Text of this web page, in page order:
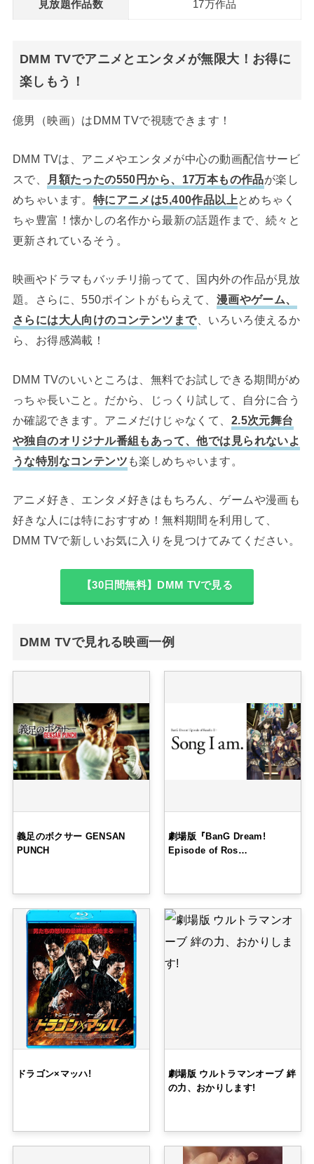
見放題作品数 17万作品
DMM TVでアニメとエンタメが無限大！お得に
楽しもう！
億男（映画）はDMM TVで視聴できます！
DMM TVは、アニメやエンタメが中心の動画配信サービ
スで、
月額たったの550円から、17万本もの作品が楽し
めちゃいます。 特にアニメは5,400作品以上とめちゃく
ちゃ豊富！懐かしの名作から最新の話題作まで、続々と
更新されているそう。
映画やドラマもバッチリ揃ってて、国内外の作品が見放
題。さらに、550ポイントがもらえて、 漫画やゲーム、
さらには大人向けのコンテンツまで、いろいろ使えるか
ら、お得感満載！
DMM TVのいいところは、無料でお試しできる期間がめ
っちゃ長いこと。だから、じっくり試して、自分に合う
か確認できます。アニメだけじゃなくて、 2.5次元舞台
や独自のオリジナル番組もあって、他では見られないよ
うな特別なコンテンツ も楽しめちゃいます。
アニメ好き、エンタメ好きはもちろん、ゲームや漫画も
好きな人には特におすすめ！無料期間を利用して、
DMM TVで新しいお気に入りを見つけてみてください。
【30日間無料】DMM TVで見る
DMM TVで見れる映画一例
義足のボクサー GENSAN
PUNCH
劇場版『BanG Dream!
Episode of Ros…
ドラゴン×マッハ!
劇場版 ウルトラマンオーブ 絆
の力、おかりします!